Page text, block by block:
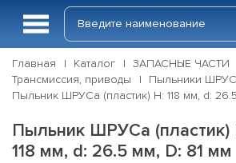
Главная Каталог
ЗАПАСНЫЕ ЧАСТИ
Трансмиссия, приводы
Пыльники
Пыльник ШРУСа (пластик) H: 118 мм, d:
Пыльник ШРУСа (пластик)
118 мм, d: 26.5 мм, D: 81 мм